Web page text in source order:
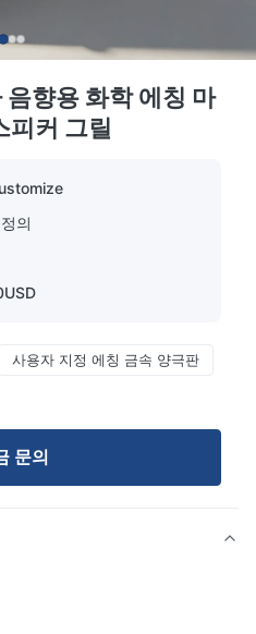
향용 화학 에칭 마
피커 그릴
의
사용자 지정 에칭 금속 양극판
문의